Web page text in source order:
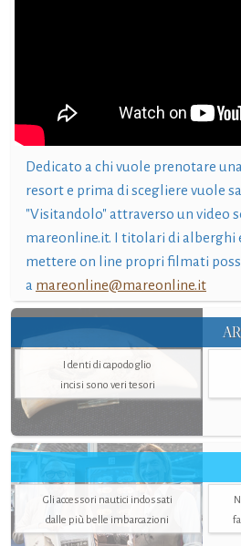
Dedicato a chi vuole prenotare
resort e prima di scegliere vuole
"Visitandolo" attraverso un video
mareonline.it. I titolari di alberghi
mettere on line propri filmati
a mareonline@mareonline.it
I denti di capodoglio
incisi sono veri tesori
Gli accessori nautici indossati
dalle più belle imbarcazioni